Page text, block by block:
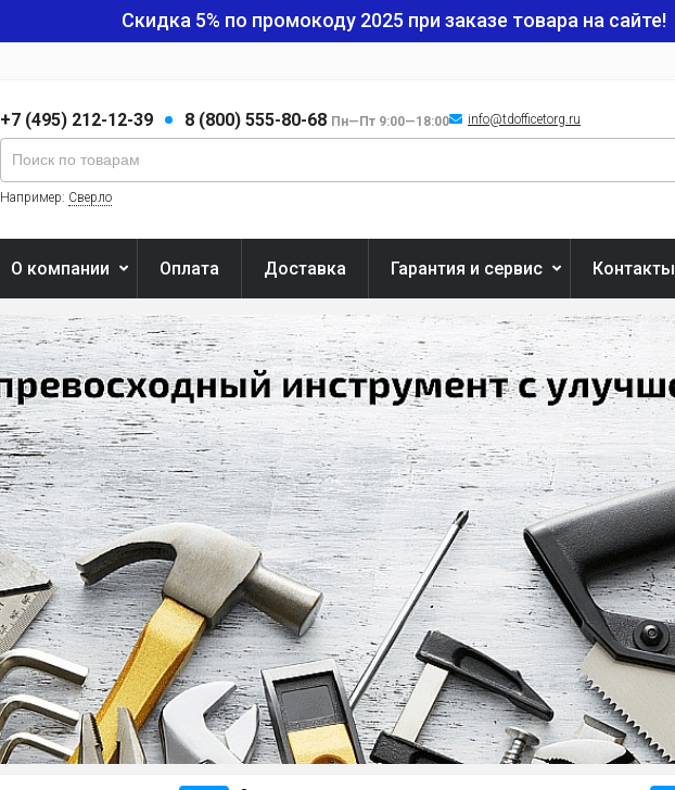
Скидка 5% по промокоду 2025 при заказе товара на сайте!
+7 (495) 212-12-39 8 (800) 555-80-68 Пн—Пт 9:00—18:00 info@tdofficetorg.ru
Например: Сверло
О компании Оплата Доставка Гарантия и сервис Контакты